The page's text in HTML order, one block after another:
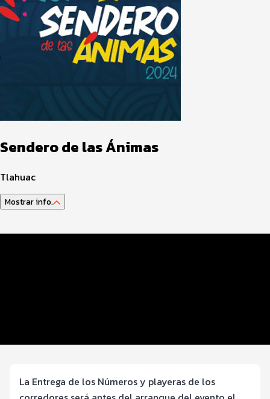
Sendero de las Ánimas
Tlahuac
Mostrar info.
La Entrega de los Números y playeras de los